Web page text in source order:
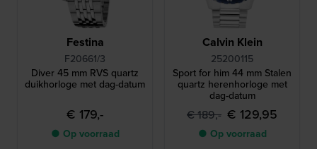
Festina
F20661/3
Diver 45 mm RVS quartz
duikhorloge met dag-datum
€ 179,-
● Op voorraad
Calvin Klein
25200115
Sport for him 44 mm Stalen
quartz herenhorloge met
dag-datum
€ 189,- € 129,95
● Op voorraad